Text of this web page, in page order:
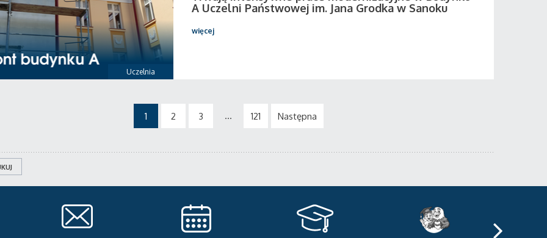
Uczelnia
A Uczelni Państwowej im. Jana Grodka w Sanoku
więcej
1 2 3 ... 121 Następna